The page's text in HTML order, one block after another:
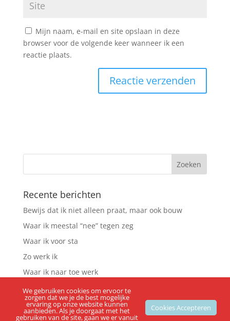
Mijn naam, e-mail en site opslaan in deze
browser voor de volgende keer wanneer ik een
reactie plaats.
Recente berichten
Bewijs dat ik niet alleen praat, maar ook bouw
Waar ik meestal “nee” tegen zeg
Waar ik voor sta
Zo werk ik
Waar ik naar toe werk
Recente reacties
We gebruiken cookies om ervoor te
zorgen dat we je de best mogelijke
ervaring op onze website kunnen
aanbieden. Als je doorgaat met het
gebruiken van de site, gaan we er vanuit
Cookies Accepteren